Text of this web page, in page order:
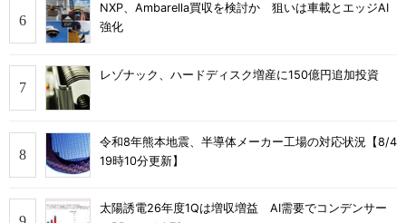
NXP、Ambarella買収を検討か 狙いは車載とエッジAI
強化
レゾナック、ハードディスク増産に150億円追加投資
令和8年熊本地震、半導体メーカー工場の対応状況【8/4
19時10分更新】
太陽誘電26年度1Qは増収増益 AI需要でコンデンサー